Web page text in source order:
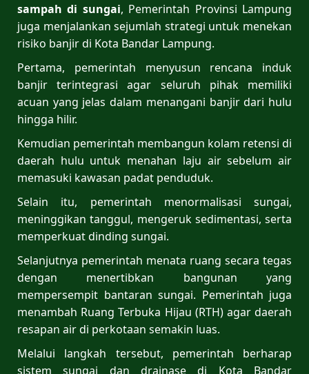
sampah di sungai, Pemerintah Provinsi Lampung
juga menjalankan sejumlah strategi untuk menekan
risiko banjir di Kota Bandar Lampung.
Pertama, pemerintah menyusun rencana induk
banjir terintegrasi agar seluruh pihak memiliki
acuan yang jelas dalam menangani banjir dari hulu
hingga hilir.
Kemudian pemerintah membangun kolam retensi di
daerah hulu untuk menahan laju air sebelum air
memasuki kawasan padat penduduk.
Selain itu, pemerintah menormalisasi sungai,
meninggikan tanggul, mengeruk sedimentasi, serta
memperkuat dinding sungai.
Selanjutnya pemerintah menata ruang secara tegas
dengan menertibkan bangunan yang
mempersempit bantaran sungai. Pemerintah juga
menambah Ruang Terbuka Hijau (RTH) agar daerah
resapan air di perkotaan semakin luas.
Melalui langkah tersebut, pemerintah berharap
sistem sungai dan drainase di Kota Bandar